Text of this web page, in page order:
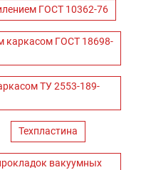
ГОСТ 10362-76
каркасом ГОСТ 18698-
ТУ 2553-189-
Техпластина
вакуумных